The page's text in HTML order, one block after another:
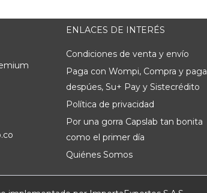
ENLACES DE INTERÉS
Condiciones de venta y envío
Paga con Wompi, Compra y paga
despúes, Su+ Pay y Sistecrédito
Política de privacidad
Por una gorra Capslab tan bonita
como el primer día
Quiénes Somos